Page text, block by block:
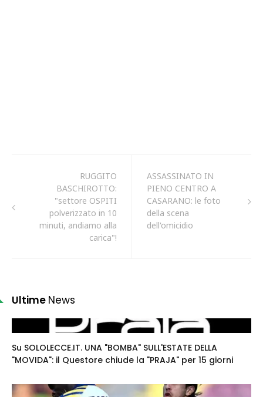
RUGGITO
BASCHIROTTO:
"settore OSPITI
polverizzato in 10
minuti, andiamo alla
carica"!
ASSASSINATO IN
PIENO CENTRO A
CASARANO: le foto
della scena
dell'omicidio
Ultime News
Su SOLOLECCE.IT. UNA "BOMBA" SULL'ESTATE DELLA
"MOVIDA": il Questore chiude la "PRAJA" per 15 giorni